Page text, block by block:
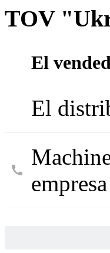
TOV
El
El
empresa